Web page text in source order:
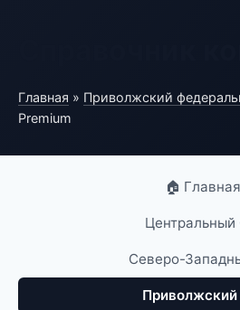
Главная » Приволжский
Premium
🏠 Главная
Северо-